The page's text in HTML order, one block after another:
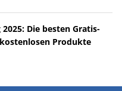
Die besten Gratis-
Produkte